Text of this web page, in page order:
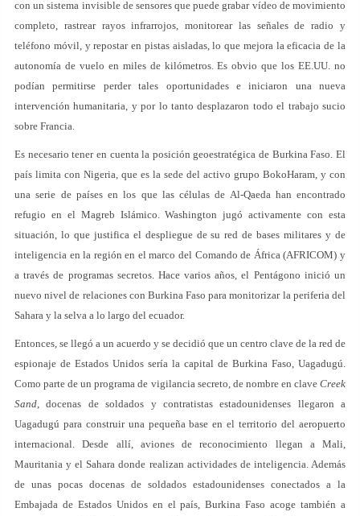
con un sistema invisible de sensores que puede grabar vídeo de movimiento
completo, rastrear rayos infrarrojos, monitorear las señales de radio y
teléfono móvil, y repostar en pistas aisladas, lo que mejora la eficacia de la
autonomía de vuelo en miles de kilómetros. Es obvio que los EE.UU. no
podían permitirse perder tales oportunidades e iniciaron una nueva
intervención humanitaria, y por lo tanto desplazaron todo el trabajo sucio
sobre Francia.
Es necesario tener en cuenta la posición geoestratégica de Burkina Faso. El
país limita con Nigeria, que es la sede del activo grupo BokoHaram, y con
una serie de países en los que las células de Al-Qaeda han encontrado
refugio en el Magreb Islámico. Washington jugó activamente con esta
situación, lo que justifica el despliegue de su red de bases militares y de
inteligencia en la región en el marco del Comando de África (AFRICOM) y
a través de programas secretos. Hace varios años, el Pentágono inició un
nuevo nivel de relaciones con Burkina Faso para monitorizar la periferia del
Sahara y la selva a lo largo del ecuador.
Entonces, se llegó a un acuerdo y se decidió que un centro clave de la red de
espionaje de Estados Unidos sería la capital de Burkina Faso, Uagadugú.
Como parte de un programa de vigilancia secreto, de nombre en clave Creek
Sand, docenas de soldados y contratistas estadounidenses llegaron a
Uagadugú para construir una pequeña base en el territorio del aeropuerto
internacional. Desde allí, aviones de reconocimiento llegan a Mali,
Mauritania y el Sahara donde realizan actividades de inteligencia. Además
de unas pocas docenas de soldados estadounidenses conectados a la
Embajada de Estados Unidos en el país, Burkina Faso acoge también a